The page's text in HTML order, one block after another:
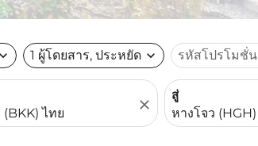
expand_more 1 ผู้โดยสาร, ประหยัด expand_more รหัสโปรโมชั่น
close
สู่